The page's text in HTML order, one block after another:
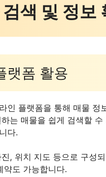
색 및 정보
랫폼 활용
인 플랫폼을 통해 매물 정
는 매물을 쉽게 검색할
다.
, 위치 지도 등으로 구성
약도 가능합니다.